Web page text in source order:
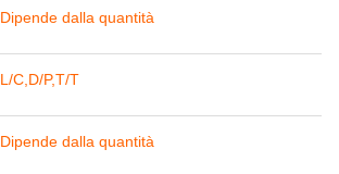
Dipende dalla quantità
L/C,D/P,T/T
Dipende dalla quantità